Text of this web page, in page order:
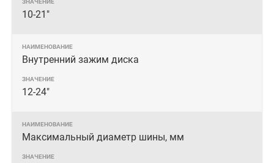
10-21"
Внутренний зажим диска
12-24"
Максимальный диаметр шины, мм